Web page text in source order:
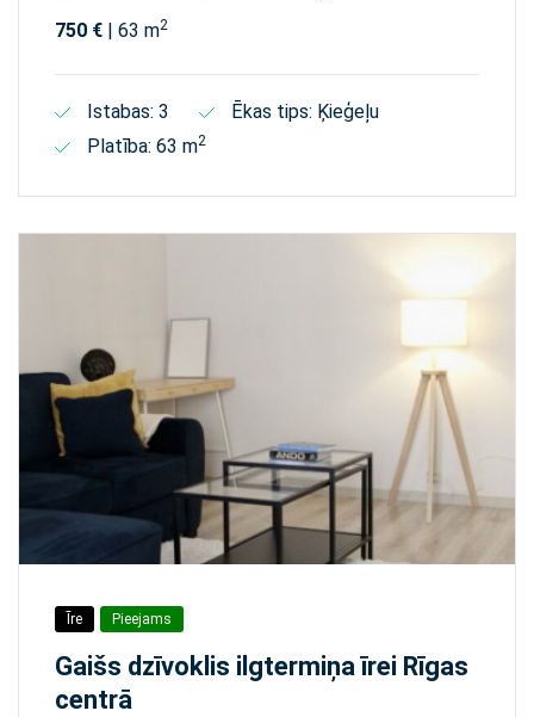
750 € | 63 m2
Istabas: 3
Ēkas tips: Ķieģeļu
Platība: 63 m2
Īre Pieejams
Gaišs dzīvoklis ilgtermiņa īrei Rīgas
centrā